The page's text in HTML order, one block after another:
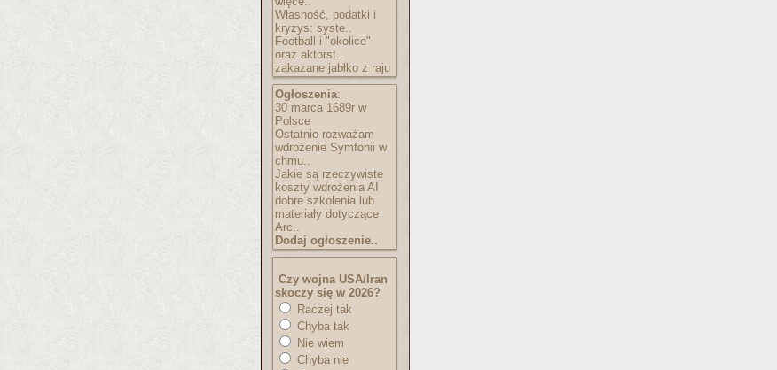
Własność, podatki i
kryzys: syste..
Football i "okolice"
oraz aktorst..
zakazane jabłko z raju
Ogłoszenia:
30 marca 1689r w
Polsce
Ostatnio rozważam
wdrożenie Symfonii w
chmu..
Jakie są rzeczywiste
koszty wdrożenia AI
dobre szkolenia lub
materiały dotyczące
Arc..
Dodaj ogłoszenie..
Czy wojna USA/Iran
skoczy się w 2026?
Raczej tak
Chyba tak
Nie wiem
Chyba nie